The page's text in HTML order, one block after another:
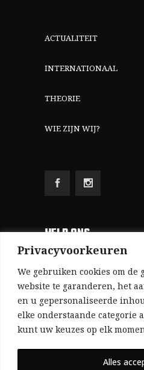
Privacyvoorkeuren
We gebruiken cookies om de
website te garanderen, het
en u gepersonaliseerde
elke onderstaande categorie
kunt uw keuzes op elk
Alles
ACTUALITEIT
INTERNATIONAAL
THEORIE
WIE ZIJN WIJ?
HELP ONS
Aangezien we volledig
(zonder subsidies, zonder
advertenties en zonder
voor de publicatie van
afhankelijk van de